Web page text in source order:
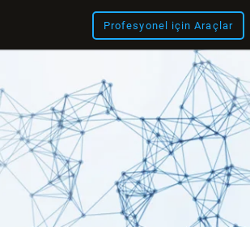
Profesyonel için Araçlar